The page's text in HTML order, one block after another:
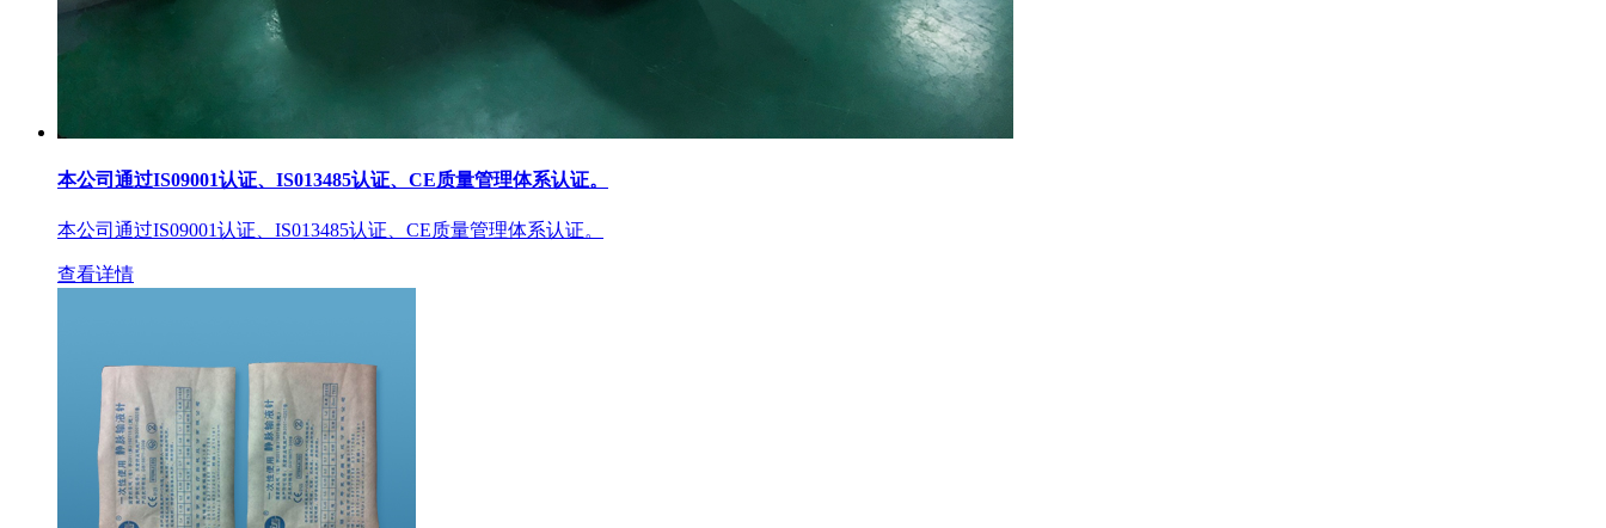
本公司通过IS09001认证、IS013485认证、CE质量管理体系认证。
本公司通过IS09001认证、IS013485认证、CE质量管理体系认证。
查看详情